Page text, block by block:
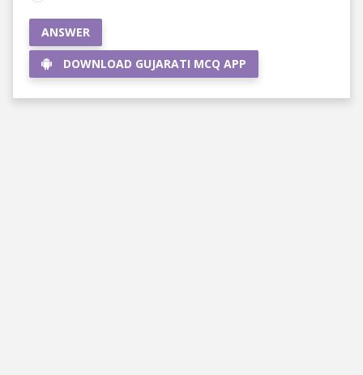
ANSWER
DOWNLOAD GUJARATI MCQ APP